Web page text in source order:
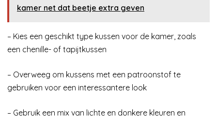
kamer net dat beetje extra geven
– Kies een geschikt type kussen voor de kamer, zoals
een chenille- of tapijtkussen
– Overweeg om kussens met een patroonstof te
gebruiken voor een interessantere look
– Gebruik een mix van lichte en donkere kleuren en